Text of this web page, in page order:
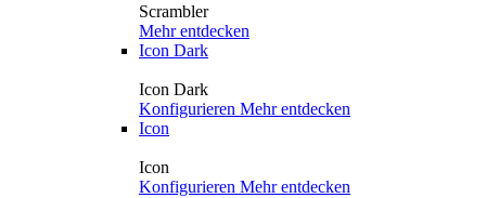
Scrambler
Mehr entdecken
Icon Dark
Icon Dark
Konfigurieren Mehr entdecken
Icon
Icon
Konfigurieren Mehr entdecken